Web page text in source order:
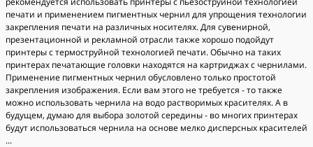
печати и применением пигментных чернил для упрощения технологии
закрепления печати на различных носителях. Для сувенирной,
презентационной и рекламной отрасли также хорошо подойдут
принтеры с термоструйной технологией печати. Обычно на таких
принтерах печатающие головки находятся на картриджах с чернилами.
Применение пигментных чернил обусловлено только простотой
закрепления изображения. Если вам этого не требуется - то также
можно использовать чернила на водо растворимых красителях. А в
будущем, думаю для выбора золотой середины - во многих принтерах
будут использоваться чернила на основе мелко дисперсных красителей
...